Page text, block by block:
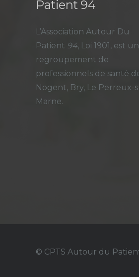
Patient 94
L’Association Autour Du
Patient 94, Loi 1901, est un
regroupement de
professionnels de santé
Nogent, Bry, Le Perreux-
Marne.
© CPTS Autour du